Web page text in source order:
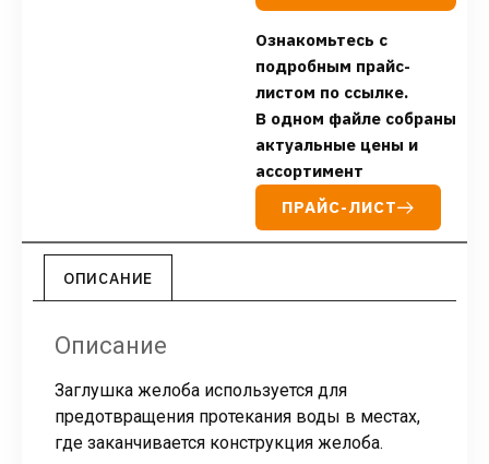
Ознакомьтесь с
подробным прайс-
листом по ссылке.
В одном файле собраны
актуальные цены и
ассортимент
ПРАЙС-ЛИСТ
ОПИСАНИЕ
Описание
Заглушка желоба используется для
предотвращения протекания воды в местах,
где заканчивается конструкция желоба.